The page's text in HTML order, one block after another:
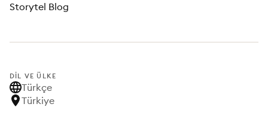
Storytel Blog
DIL VE ÜLKE
Türkçe
Türkiye